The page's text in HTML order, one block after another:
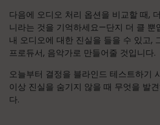
다음에 오디오 처리 옵션을 비교할 때,
니라는 것을 기억하세요—단지 더 클 뿐
내 오디오에 대한 진실을 들을 수 있고,
프로듀서, 음악가로 만들어줄 것입니다.
오늘부터 결정을 블라인드 테스트하기
이상 진실을 숨기지 않을 때 무엇을 발
다.